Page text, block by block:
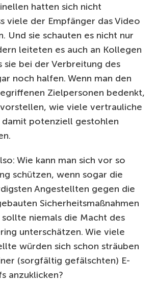
hatten sich nicht
viele der Empfänger das Video
Und sie schauten es nicht nur
leiteten es auch an Kollegen
sie bei der Verbreitung des
noch halfen. Wenn man den
Zielpersonen bedenkt,
vorstellen, wie viele vertrauliche
potenziell gestohlen
Wie kann man sich vor so
schützen, wenn sogar die
Angestellten gegen die
Sicherheitsmaßnahmen
niemals die Macht des
unterschätzen. Wie viele
würden sich schon sträuben
(sorgfältig gefälschten) E-
anzuklicken?